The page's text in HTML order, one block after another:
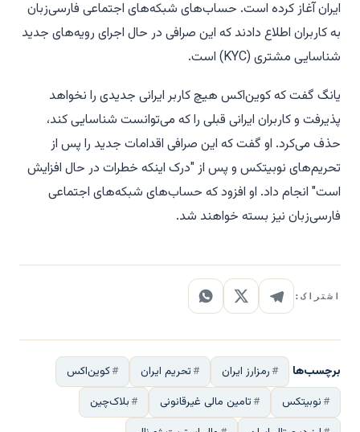
ایران آغاز کرده است. حساب‌های شبکه‌های اجتماعی فارسی‌زبان
به کاربران اطلاع دادند که این صرافی در حال اجرای رویه‌های جدید
شناسایی مشتری (KYC) است.
یانگ گفت که کوین‌اکس هیچ کاربر ایرانی جدیدی را نخواهد
پذیرفت و کاربران ایرانی قبلی را که می‌توانست شناسایی کند،
حذف می‌کرد. او گفت که این صرافی اقدامات جدید را پس از
تحریم‌های نوبیتکس و پس از "درک اینکه خطرات در حال افزایش
است" انجام داد. او افزود که حساب‌های شبکه‌های اجتماعی
فارسی‌زبان نیز بسته خواهند شد.
اشتراک:
برچسب‌ها رمزارز ایران تحریم ایران
کوین‌اکس
نوبیتکس
تامین مالی غیرقانونی
بلاک‌چین